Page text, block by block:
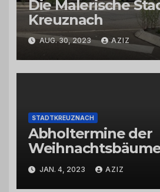
Die Malerische
Kreuznach
AUG. 30, 2023 AZIZ
STADTKREUZNACH
Abholtermine der
Kernstadt und in
Stadtteilen
JAN. 4, 2023 AZIZ